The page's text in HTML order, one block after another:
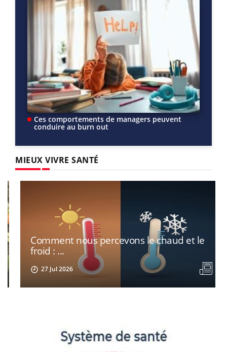
Ces comportements de managers peuvent
conduire au burn out
MIEUX VIVRE SANTÉ
Comment nous percevons le chaud et le
froid : ...
VIVRE27 Jul 2026
VIVRE